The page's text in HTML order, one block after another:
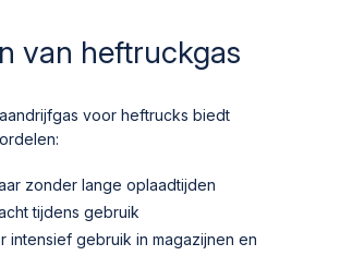
van heftruckgas
voor heftrucks biedt
zonder lange oplaadtijden
tijdens gebruik
intensief gebruik in magazijnen en